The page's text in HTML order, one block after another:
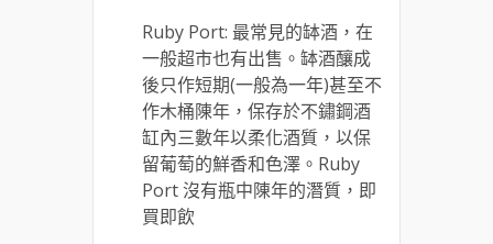
Ruby Port: 最常見的缽酒，在
一般超市也有出售。缽酒釀成
後只作短期(一般為一年)甚至不
作木桶陳年，保存於不鏽鋼酒
缸內三數年以柔化酒質，以保
留葡萄的鮮香和色澤。Ruby
Port 沒有瓶中陳年的潛質，即
買即飲